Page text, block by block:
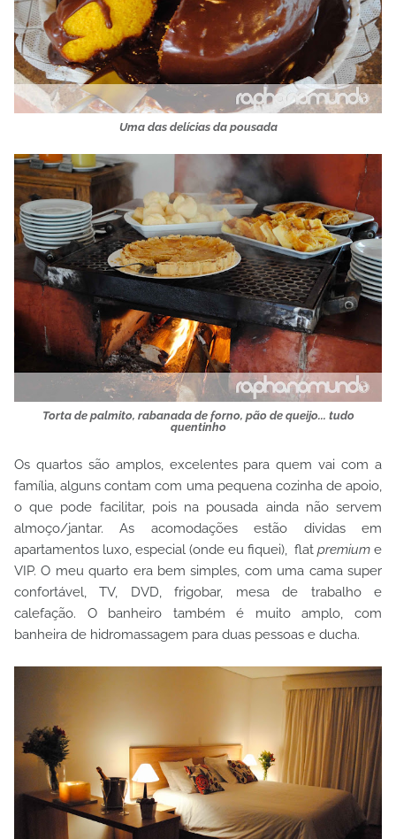
Uma das delícias da pousada
Torta de palmito, rabanada de forno, pão de queijo... tudo
quentinho
Os quartos são amplos, excelentes para quem vai com a
família, alguns contam com uma pequena cozinha de apoio,
o que pode facilitar, pois na pousada ainda não servem
almoço/jantar. As acomodações estão dividas em
apartamentos luxo, especial (onde eu fiquei), flat premium e
VIP. O meu quarto era bem simples, com uma cama super
confortável, TV, DVD, frigobar, mesa de trabalho e
calefação. O banheiro também é muito amplo, com
banheira de hidromassagem para duas pessoas e ducha.